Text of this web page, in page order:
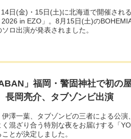
日(金)・15日(土)に北海道で開催され
in EZO」。8月15日(土)の
ロ出演が発表されました。
」福岡・警固神社で初の
長岡亮介、タブゾンビ出演
伊澤一葉、タブゾンビの三者による公
混ざり合う特別な夜をお届けする「
とが決定しました。